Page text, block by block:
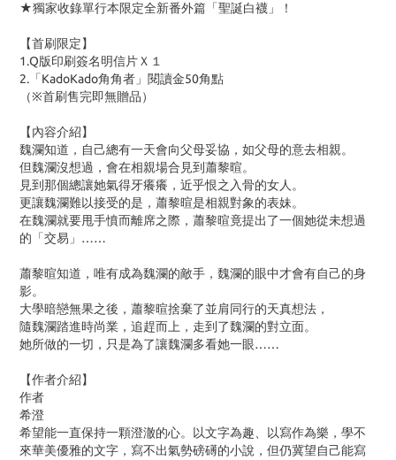
★獨家收錄單行本限定全新番外篇「聖誕白襪」！
【首刷限定】
1.Q版印刷簽名明信片Ｘ１
2.「KadoKado角角者」閱讀金50角點
（※首刷售完即無贈品）
【內容介紹】
魏瀾知道，自己總有一天會向父母妥協，如父母的意去相親。
但魏瀾沒想過，會在相親場合見到蕭黎暄。
見到那個總讓她氣得牙癢癢，近乎恨之入骨的女人。
更讓魏瀾難以接受的是，蕭黎暄是相親對象的表妹。
在魏瀾就要甩手憤而離席之際，蕭黎暄竟提出了一個她從未想過
的「交易」……
蕭黎暄知道，唯有成為魏瀾的敵手，魏瀾的眼中才會有自己的身
影。
大學暗戀無果之後，蕭黎暄捨棄了並肩同行的天真想法，
隨魏瀾踏進時尚業，追趕而上，走到了魏瀾的對立面。
她所做的一切，只是為了讓魏瀾多看她一眼……
【作者介紹】
作者
希澄
希望能一直保持一顆澄澈的心。以文字為趣、以寫作為樂，學不
來華美優雅的文字，寫不出氣勢磅礡的小說，但仍冀望自己能寫